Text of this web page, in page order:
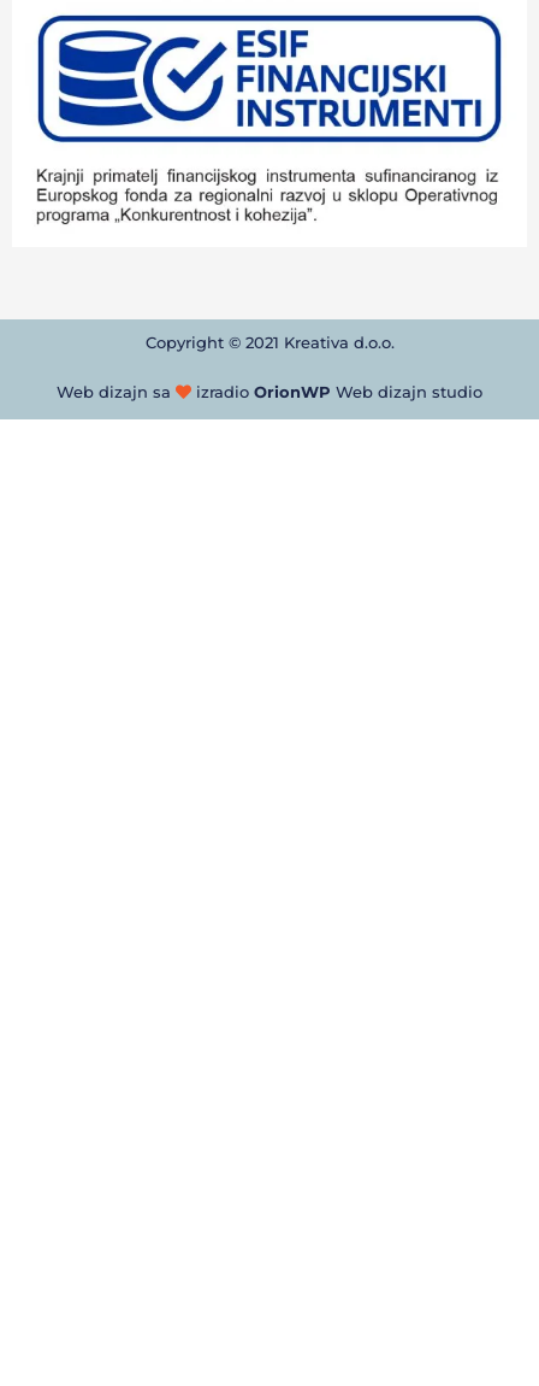
Copyright © 2021 Kreativa d.o.o.
Web dizajn sa izradio OrionWP Web dizajn studio